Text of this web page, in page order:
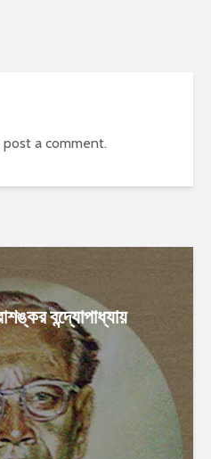
a comment.
বন্দ্যোপাধ্যায়